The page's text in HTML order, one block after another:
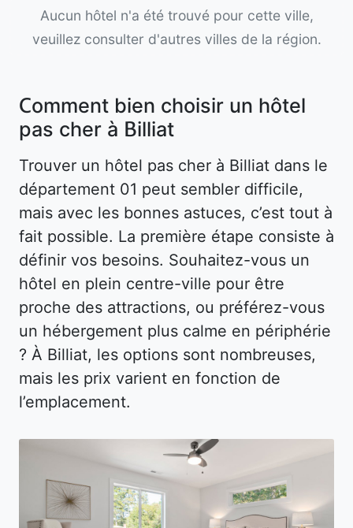
Aucun hôtel n'a été trouvé pour cette ville,
veuillez consulter d'autres villes de la région.
Comment bien choisir un hôtel
pas cher à Billiat
Trouver un hôtel pas cher à Billiat dans le
département 01 peut sembler difficile,
mais avec les bonnes astuces, c’est tout à
fait possible. La première étape consiste à
définir vos besoins. Souhaitez-vous un
hôtel en plein centre-ville pour être
proche des attractions, ou préférez-vous
un hébergement plus calme en périphérie
? À Billiat, les options sont nombreuses,
mais les prix varient en fonction de
l’emplacement.